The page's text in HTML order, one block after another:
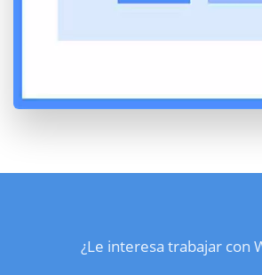
¿Le interesa trabajar con